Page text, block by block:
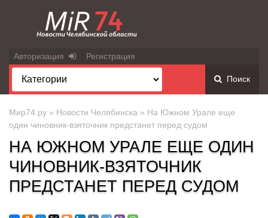
Авторизация Регистрация
Поиск
Мир74.ру » Новости Челябинска » На Южном Урале еще
один чиновник-взяточник предстанет перед судом
НА ЮЖНОМ УРАЛЕ ЕЩЕ ОДИН
ЧИНОВНИК-ВЗЯТОЧНИК
ПРЕДСТАНЕТ ПЕРЕД СУДОМ